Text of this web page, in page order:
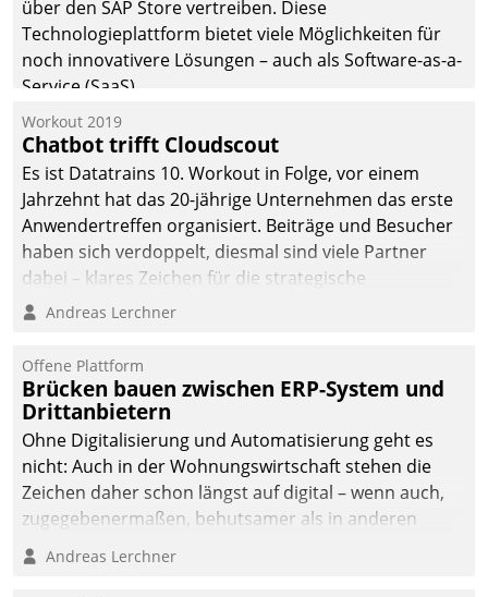
über den SAP Store vertreiben. Diese
Technologieplattform bietet viele Möglichkeiten für
noch innovativere Lösungen – auch als Software-as-a-
Service (SaaS).
Workout 2019
Chatbot trifft Cloudscout
Es ist Datatrains 10. Workout in Folge, vor einem
Jahrzehnt hat das 20-jährige Unternehmen das erste
Anwendertreffen organisiert. Beiträge und Besucher
haben sich verdoppelt, diesmal sind viele Partner
dabei – klares Zeichen für die strategische
Fokussierung auf den Kunden.
Andreas Lerchner
Offene Plattform
Brücken bauen zwischen ERP-System und
Drittanbietern
Ohne Digitalisierung und Automatisierung geht es
nicht: Auch in der Wohnungswirtschaft stehen die
Zeichen daher schon längst auf digital – wenn auch,
zugegebenermaßen, behutsamer als in anderen
Branchen.
Andreas Lerchner